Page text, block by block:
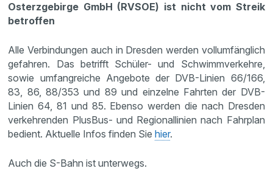
Osterzgebirge GmbH (RVSOE) ist nicht vom Streik
betroffen
Alle Verbindungen auch in Dresden werden vollumfänglich
gefahren. Das betrifft Schüler- und Schwimmverkehre,
sowie umfangreiche Angebote der DVB-Linien 66/166,
83, 86, 88/353 und 89 und einzelne Fahrten der DVB-
Linien 64, 81 und 85. Ebenso werden die nach Dresden
verkehrenden PlusBus- und Regionallinien nach Fahrplan
bedient. Aktuelle Infos finden Siehier.
Auch die S-Bahn ist unterwegs.